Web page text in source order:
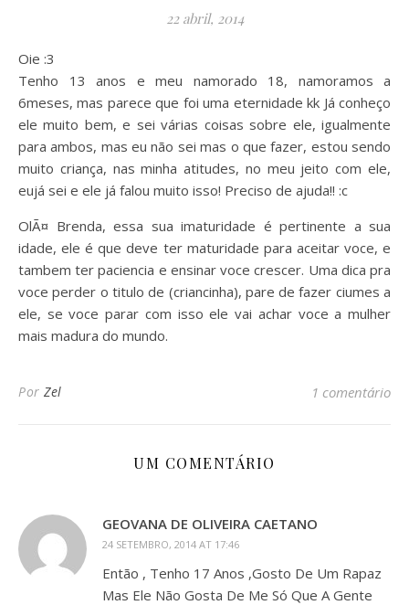
22 abril, 2014
Oie :3
Tenho 13 anos e meu namorado 18, namoramos a
6meses, mas parece que foi uma eternidade kk Já conheço
ele muito bem, e sei várias coisas sobre ele, igualmente
para ambos, mas eu não sei mas o que fazer, estou sendo
muito criança, nas minha atitudes, no meu jeito com ele,
eujá sei e ele já falou muito isso! Preciso de ajuda!! :c
OlÃ¤ Brenda, essa sua imaturidade é pertinente a sua
idade, ele é que deve ter maturidade para aceitar voce, e
tambem ter paciencia e ensinar voce crescer. Uma dica pra
voce perder o titulo de (criancinha), pare de fazer ciumes a
ele, se voce parar com isso ele vai achar voce a mulher
mais madura do mundo.
Por Zel 1 comentário
UM COMENTÁRIO
GEOVANA DE OLIVEIRA CAETANO
24 SETEMBRO, 2014 AT 17:46
Então , Tenho 17 Anos ,Gosto De Um Rapaz
Mas Ele Não Gosta De Me Só Que A Gente